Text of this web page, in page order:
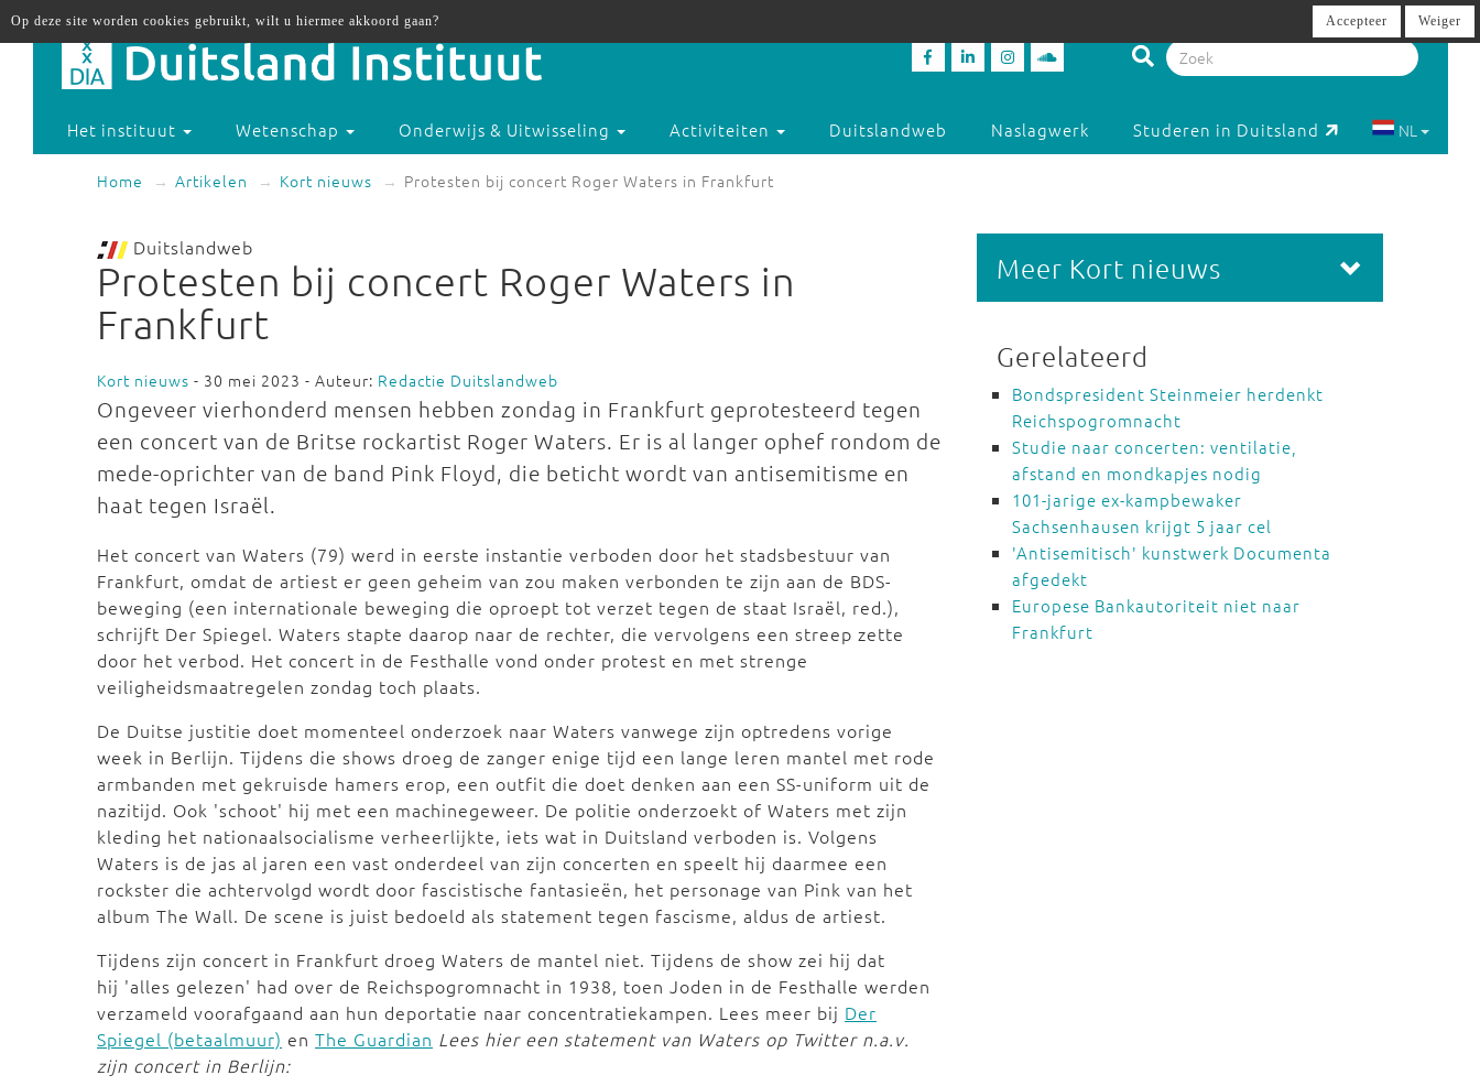
Het instituut Wetenschap Onderwijs & Uitwisseling Activiteiten Duitslandweb Naslagwerk Studeren in Duitsland NL
Home Artikelen Kort nieuws Protesten bij concert Roger Waters in Frankfurt
Duitslandweb
Protesten bij concert Roger Waters in
Frankfurt
Kort nieuws - 30 mei 2023 - Auteur: Redactie Duitslandweb
Ongeveer vierhonderd mensen hebben zondag in Frankfurt geprotesteerd tegen
een concert van de Britse rockartist Roger Waters. Er is al langer ophef rondom de
mede-oprichter van de band Pink Floyd, die beticht wordt van antisemitisme en
haat tegen Israël.
Het concert van Waters (79) werd in eerste instantie verboden door het stadsbestuur van
Frankfurt, omdat de artiest er geen geheim van zou maken verbonden te zijn aan de BDS-
beweging (een internationale beweging die oproept tot verzet tegen de staat Israël, red.),
schrijft Der Spiegel. Waters stapte daarop naar de rechter, die vervolgens een streep zette
door het verbod. Het concert in de Festhalle vond onder protest en met strenge
veiligheidsmaatregelen zondag toch plaats.
De Duitse justitie doet momenteel onderzoek naar Waters vanwege zijn optredens vorige
week in Berlijn. Tijdens die shows droeg de zanger enige tijd een lange leren mantel met rode
armbanden met gekruisde hamers erop, een outfit die doet denken aan een SS-uniform uit de
nazitijd. Ook 'schoot' hij met een machinegeweer. De politie onderzoekt of Waters met zijn
kleding het nationaalsocialisme verheerlijkte, iets wat in Duitsland verboden is. Volgens
Waters is de jas al jaren een vast onderdeel van zijn concerten en speelt hij daarmee een
rockster die achtervolgd wordt door fascistische fantasieën, het personage van Pink van het
album The Wall. De scene is juist bedoeld als statement tegen fascisme, aldus de artiest.
Tijdens zijn concert in Frankfurt droeg Waters de mantel niet. Tijdens de show zei hij dat
hij 'alles gelezen' had over de Reichspogromnacht in 1938, toen Joden in de Festhalle werden
verzameld voorafgaand aan hun deportatie naar concentratiekampen. Lees meer bij Der
Spiegel (betaalmuur) en The Guardian Lees hier een statement van Waters op Twitter n.a.v.
zijn concert in Berlijn:
Meer Kort nieuws
Gerelateerd
Bondspresident Steinmeier herdenkt
Reichspogromnacht
Studie naar concerten: ventilatie,
afstand en mondkapjes nodig
101-jarige ex-kampbewaker
Sachsenhausen krijgt 5 jaar cel
'Antisemitisch' kunstwerk Documenta
afgedekt
Europese Bankautoriteit niet naar
Frankfurt
Op deze site worden cookies gebruikt, wilt u hiermee akkoord gaan? Accepteer Weiger